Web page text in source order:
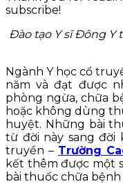
subscribe!
Đào tạo Y sĩ Đông
Ngành Y học cổ
năm và đạt được
phòng ngừa, chữa
hoặc không dùng
huyệt. Những bài
từ đời này sang đời
truyền – Trường
kết thêm được một
bài thuốc chữa